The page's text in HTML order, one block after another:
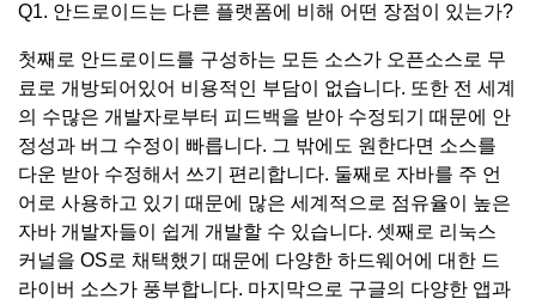
Q1. 안드로이드는 다른 플랫폼에 비해 어떤 장점이 있는가?
첫째로 안드로이드를 구성하는 모든 소스가 오픈소스로 무
료로 개방되어있어 비용적인 부담이 없습니다. 또한 전 세계
의 수많은 개발자로부터 피드백을 받아 수정되기 때문에 안
정성과 버그 수정이 빠릅니다. 그 밖에도 원한다면 소스를
다운 받아 수정해서 쓰기 편리합니다. 둘째로 자바를 주 언
어로 사용하고 있기 때문에 많은 세계적으로 점유율이 높은
자바 개발자들이 쉽게 개발할 수 있습니다. 셋째로 리눅스
커널을 OS로 채택했기 때문에 다양한 하드웨어에 대한 드
라이버 소스가 풍부합니다. 마지막으로 구글의 다양한 앱과